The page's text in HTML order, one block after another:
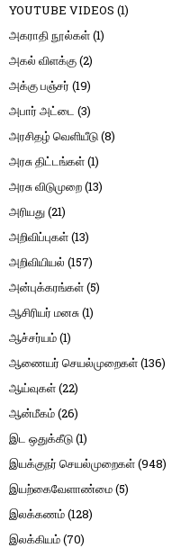
YOUTUBE VIDEOS (1)
அகராதி நூல்கள்(1)
அகல் விளக்கு(2)
அக்கு பஞ்சர் (19)
அபார் அட்டை (3)
அரசிதழ் வெளியீடு(8)
அரசு திட்டங்கள்(1)
அரசு விடுமுறை(13)
அரியது(21)
அறிவிப்புகள்(13)
அறிவியியல் (157)
அன்புக்கரங்கள்(5)
ஆசிரியர் மனசு(1)
ஆச்சர்யம்(1)
ஆணையர் செயல்முறைகள்(136)
ஆய்வுகள்(22)
ஆன்மீகம்(26)
இட ஒதுக்கீடு(1)
இயக்குநர் செயல்முறைகள்(948)
இயற்கைவேளாண்மை(5)
இலக்கணம்(128)
இலக்கியம்(70)